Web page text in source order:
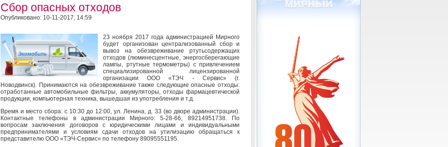
Сбор опасных отходов
Опубликовано: 10-11-2017, 14:59
23 ноября 2017 года администрацией Мирного
будет организован централизованный сбор и
вывоз на обезвреживание ртутьсодержащих
отходов (люминесцентные, энергосберегающие
лампы, ртутные термометры) с привлечением
специализированной лицензированной
организации ООО «ТЭЧ - Сервис» (г.
Новодвинск). Принимаются на обезвреживание также следующие опасные отходы:
отработанные автомобильные фильтры, аккумуляторы, отходы фармацевтической
продукции, компьютерная техника, вышедшая из употребления и т.д.
Время и место сбора: с 10:30 до 12:00, ул. Ленина, д. 33 (во дворе администрации).
Контактные телефоны в администрации Мирного: 5-28-66, 89214951738. По
вопросам заключения договоров с юридическими лицами и индивидуальными
предпринимателями и условиям сдачи отходов на утилизацию обращаться к
представителю ООО «ТЭЧ-Сервис» по телефону 89095551195.